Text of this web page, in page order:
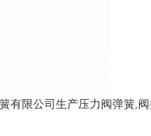
有限公司生产压力阀弹簧,